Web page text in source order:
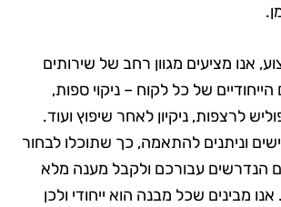
אנו מציעים מגוון רחב של שירותים
של כל לקוח – ניקוי ספות,
לרצפות, ניקיון לאחר שיפוץ ועוד.
וניתנים להתאמה, כך שתוכלו לבחור
הנדרשים עבורכם ולקבל מענה מלא
מבינים שכל מבנה הוא ייחודי ולכן